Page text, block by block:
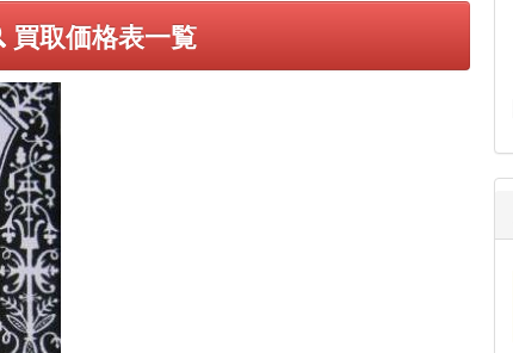
買取価格表一覧